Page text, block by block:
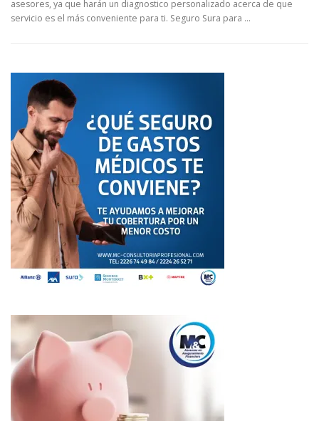
asesores, ya que harán un diagnostico personalizado acerca de que
servicio es el más conveniente para ti. Seguro Sura para …